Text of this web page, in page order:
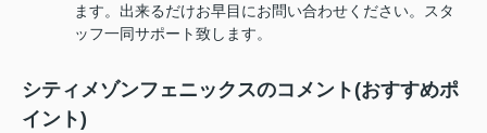
ます。出来るだけお早目にお問い合わせください。スタ
ッフ一同サポート致します。
シティメゾンフェニックスのコメント(おすすめポ
イント)